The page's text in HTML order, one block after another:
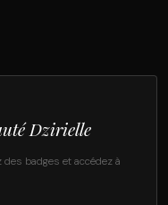
Dzirielle
badges et accédez à